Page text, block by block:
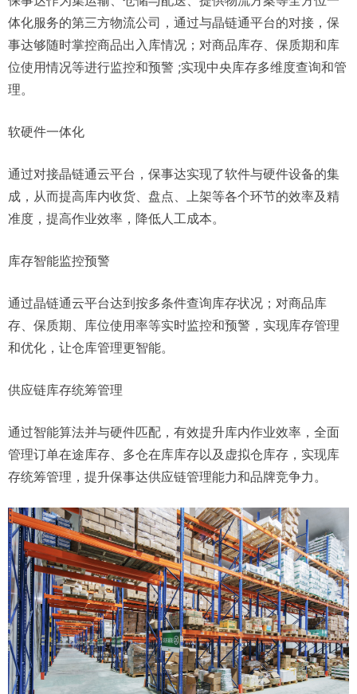
体化服务的第三方物流公司，通过与晶链通平台的对接，保
事达够随时掌控商品出入库情况；对商品库存、保质期和库
位使用情况等进行监控和预警 ;实现中央库存多维度查询和管
理。
软硬件一体化
通过对接晶链通云平台，保事达实现了软件与硬件设备的集
成，从而提高库内收货、盘点、上架等各个环节的效率及精
准度，提高作业效率，降低人工成本。
库存智能监控预警
通过晶链通云平台达到按多条件查询库存状况；对商品库
存、保质期、库位使用率等实时监控和预警，实现库存管理
和优化，让仓库管理更智能。
供应链库存统筹管理
通过智能算法并与硬件匹配，有效提升库内作业效率，全面
管理订单在途库存、多仓在库库存以及虚拟仓库存，实现库
存统筹管理，提升保事达供应链管理能力和品牌竞争力。